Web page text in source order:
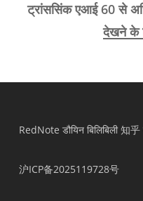
ट्रांससिंक एआई 60 से
देखने के
RedNote डौयिन बिलिबिली 知乎
沪ICP备2025119728号